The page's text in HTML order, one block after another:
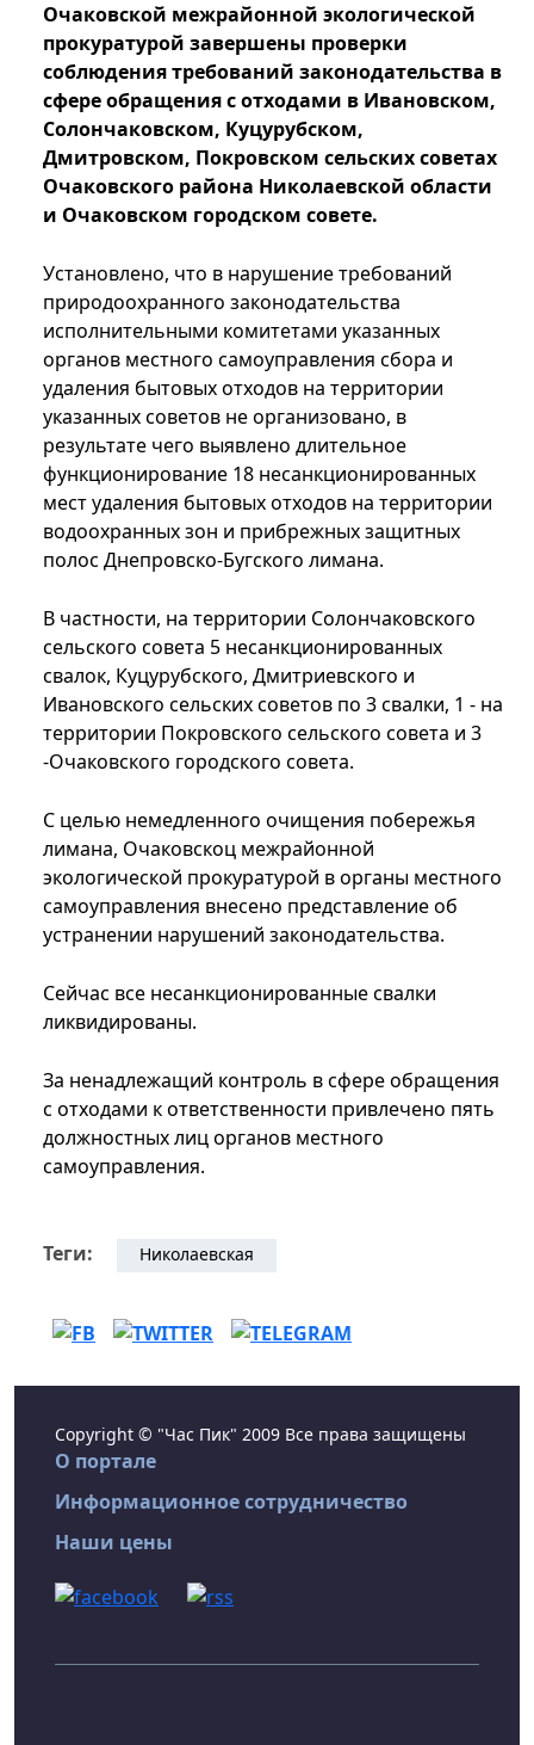
Очаковской межрайонной экологической
прокуратурой завершены проверки
соблюдения требований законодательства в
сфере обращения с отходами в Ивановском,
Солончаковском, Куцурубском,
Дмитровском, Покровском сельских советах
Очаковского района Николаевской области
и Очаковском городском совете.
Установлено, что в нарушение требований
природоохранного законодательства
исполнительными комитетами указанных
органов местного самоуправления сбора и
удаления бытовых отходов на территории
указанных советов не организовано, в
результате чего выявлено длительное
функционирование 18 несанкционированных
мест удаления бытовых отходов на территории
водоохранных зон и прибрежных защитных
полос Днепровско-Бугского лимана.
В частности, на территории Солончаковского
сельского совета 5 несанкционированных
свалок, Куцурубского, Дмитриевского и
Ивановского сельских советов по 3 свалки, 1 - на
территории Покровского сельского совета и 3
-Очаковского городского совета.
С целью немедленного очищения побережья
лимана, Очаковскоц межрайонной
экологической прокуратурой в органы местного
самоуправления внесено представление об
устранении нарушений законодательства.
Сейчас все несанкционированные свалки
ликвидированы.
За ненадлежащий контроль в сфере обращения
с отходами к ответственности привлечено пять
должностных лиц органов местного
самоуправления.
Теги: Николаевская
Copyright © "Час Пик" 2009 Все права защищены
О портале
Информационное сотрудничество
Наши цены